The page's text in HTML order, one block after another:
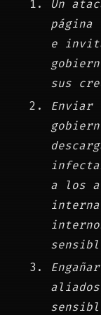
Un
e
sus
Enviar
a los